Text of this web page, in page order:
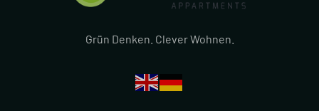
Grün Denken. Clever Wohnen.